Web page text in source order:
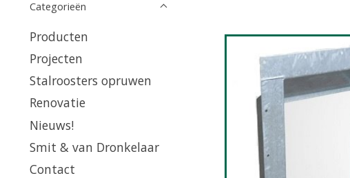
Categorieën
Producten
Projecten
Stalroosters opruwen
Renovatie
Nieuws!
Smit & van Dronkelaar
Contact